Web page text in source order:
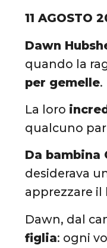
11 AGOSTO
Dawn
quando la
per gemelle.
La loro
qualcuno
Da bambina
desiderava
apprezzare
Dawn, dal
figlia: ogni